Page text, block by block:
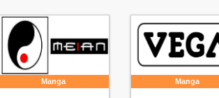
Manga Manga